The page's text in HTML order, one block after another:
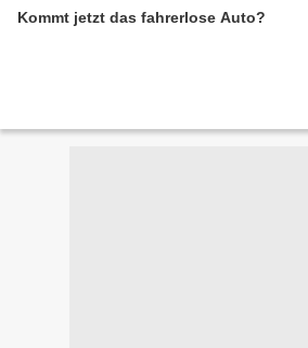
Kommt jetzt das fahrerlose Auto?